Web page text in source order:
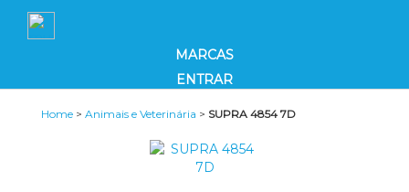
MARCAS
ENTRAR
Home > Animais e Veterinária > SUPRA 4854 7D